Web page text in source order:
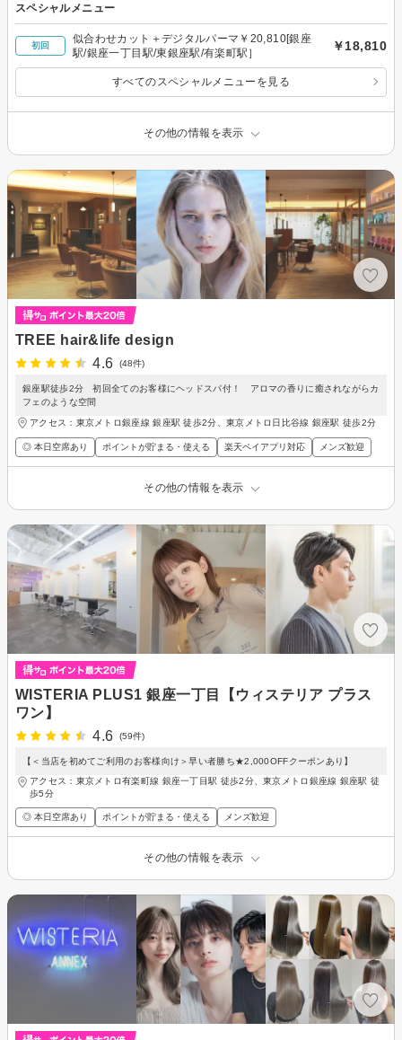
スペシャルメニュー
初回
似合わせカット＋デジタルパーマ￥20,810[銀座
駅/銀座一丁目駅/東銀座駅/有楽町駅］
￥18,810
すべてのスペシャルメニューを見る
その他の情報を表示
TREE hair&life design
4.6
(48件)
銀座駅徒歩2分 初回全てのお客様にヘッドスパ付！ アロマの香りに癒されながらカ
フェのような空間
アクセス：東京メトロ銀座線 銀座駅 徒歩2分、東京メトロ日比谷線 銀座駅 徒歩2分
◎ 本日空席あり ポイントが貯まる・使える 楽天ペイアプリ対応 メンズ歓迎
その他の情報を表示
WISTERIA PLUS1 銀座一丁目【ウィステリア プラス
ワン】
4.6
(59件)
【＜当店を初めてご利用のお客様向け＞早い者勝ち★2,000OFFクーポンあり】
アクセス：東京メトロ有楽町線 銀座一丁目駅 徒歩2分、東京メトロ銀座線 銀座駅 徒
歩5分
◎ 本日空席あり ポイントが貯まる・使える メンズ歓迎
その他の情報を表示